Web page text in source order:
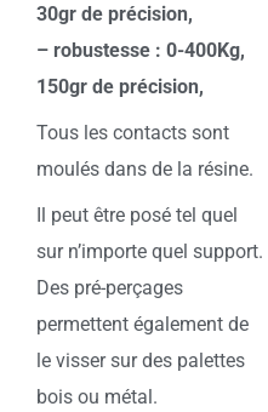
30gr de précision,
– robustesse : 0-400Kg,
150gr de précision,
Tous les contacts sont
moulés dans de la résine.
Il peut être posé tel quel
sur n’importe quel support.
Des pré-perçages
permettent également de
le visser sur des palettes
bois ou métal.